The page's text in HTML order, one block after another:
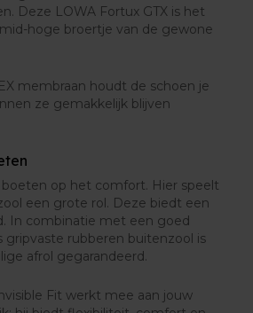
Deze LOWA Fortux GTX is het
hoge broertje van de gewone
membraan houdt de schoen je
ze gemakkelijk blijven
boeten op het comfort. Hier speelt
een grote rol. Deze biedt een
In combinatie met een goed
gripvaste rubberen buitenzool is
afrol gegarandeerd.
Fit werkt mee aan jouw